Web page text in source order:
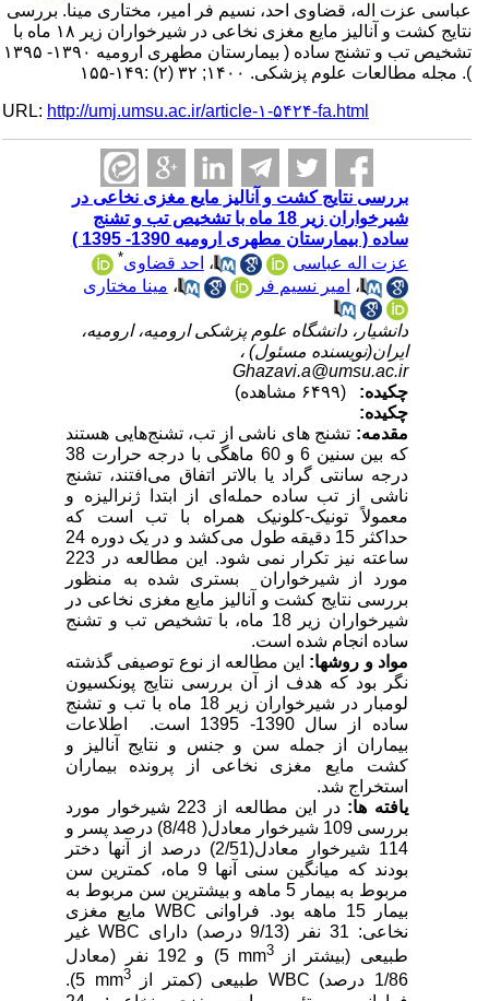
عباسی عزت اله، قضاوی احد، نسیم فر امیر، مختاری مینا. بررسی
نتایج کشت و آنالیز مایع مغزی نخاعی در شیرخواران زیر ۱۸ ماه با
تشخیص تب و تشنج ساده ( بیمارستان مطهری ارومیه ۱۳۹۰- ۱۳۹۵
). مجله مطالعات علوم پزشکی. ۱۴۰۰; ۳۲ (۲) :۱۴۹-۱۵۵
URL:http://umj.umsu.ac.ir/article-۱-۵۴۲۴-fa.html
بررسی نتایج کشت و آنالیز مایع مغزی نخاعی در
شیرخواران زیر 18 ماه با تشخیص تب و تشنج
ساده ( بیمارستان مطهری ارومیه 1390- 1395 )
عزت اله عباسی
،احد قضاوی*
،امیر نسیم فر ،مینا مختاری
دانشیار، دانشگاه علوم پزشکی ارومیه، ارومیه،
ایران(نویسنده مسئول) ،
Ghazavi.a@umsu.ac.ir
چکیده:
چکیده:
مقدمه:تشنج های ناشی از تب، تشنج‌هایی هستند
که بین سنین 6 و 60 ماهگی با درجه حرارت 38
درجه سانتی گراد یا بالاتر اتفاق می‌افتند، تشنج
ناشی از تب ساده حمله‌ای از ابتدا ژنرالیزه و
معمولاً تونیک-کلونیک همراه با تب است که
حداکثر 15 دقیقه طول می‌کشد و در یک دوره 24
ساعته نیز تکرار نمی شود. این مطالعه در 223
مورد از شیرخواران بستری شده به منظور
بررسی نتایج کشت و آنالیز مایع مغزی نخاعی در
شیرخواران زیر 18 ماه، با تشخیص تب و تشنج
ساده انجام شده است.
مواد و روشها:این مطالعه از نوع توصیفی گذشته
نگر بود که هدف از آن بررسی نتایج پونکسیون
لومبار در شیرخواران زیر 18 ماه با تب و تشنج
ساده از سال 1390- 1395 است. اطلاعات
بیماران از جمله سن و جنس و نتایج آنالیز و
کشت مایع مغزی نخاعی از پرونده بیماران
استخراج شد.
یافته ها:
در این مطالعه از 223 شیرخوار مورد
بررسی 109 شیرخوار معادل( 8/48) درصد پسر و
114 شیرخوار معادل(2/51) درصد از آنها دختر
بودند که میانگین سنی آنها 9 ماه، کمترین سن
مربوط به بیمار 5 ماهه و بیشترین سن مربوط به
بیمار 15 ماهه بود. فراوانی
WBCمایع مغزی
نخاعی: 31 نفر (9/13 درصد) دارای
WBCغیر
طبیعی (بیشتر از
mm
5) و 192 نفر (معادل
1/86 درصد)
WBCطبیعی (کمتر از mm
5).